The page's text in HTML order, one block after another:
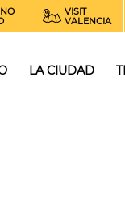
VISIT
VALENCIA
LA CIUDAD